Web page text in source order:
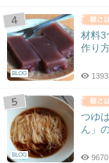
BLOG
材料3
作り
BLOG
つゆ
ん」
9670